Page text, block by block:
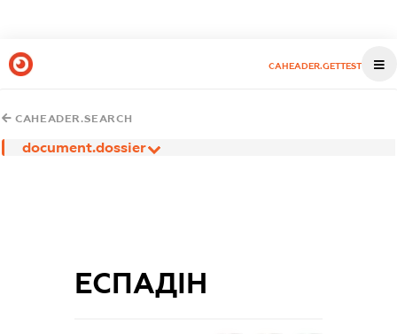
CAHEADER.GETTEST
CAHEADER.SEARCH
document.dossier
ЕСПАДІН